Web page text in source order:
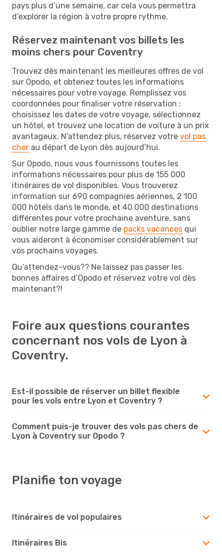
pays plus d’une semaine, car cela vous permettra
d’explorer la région à votre propre rythme.
Réservez maintenant vos billets les
moins chers pour Coventry
Trouvez dès maintenant les meilleures offres de vol
sur Opodo, et obtenez toutes les informations
nécessaires pour votre voyage. Remplissez vos
coordonnées pour finaliser votre réservation :
choisissez les dates de votre voyage, sélectionnez
un hôtel, et trouvez une location de voiture à un prix
avantageux. N’attendez plus, réservez votre vol pas
cher au départ de Lyon dès aujourd’hui.
Sur Opodo, nous vous fournissons toutes les
informations nécessaires pour plus de 155 000
itinéraires de vol disponibles. Vous trouverez
information sur 690 compagnies aériennes, 2 100
000 hôtels dans le monde, et 40 000 destinations
différentes pour votre prochaine aventure, sans
oublier notre large gamme de packs vacances qui
vous aideront à économiser considérablement sur
vos prochains voyages.
Qu’attendez-vous?? Ne laissez pas passer les
bonnes affaires d’Opodo et réservez votre vol dès
maintenant?!
Foire aux questions courantes
concernant nos vols de Lyon à
Coventry.
Est-il possible de réserver un billet flexible
pour les vols entre Lyon et Coventry ?
Comment puis-je trouver des vols pas chers de
Lyon à Coventry sur Opodo ?
Planifie ton voyage
Itinéraires de vol populaires
Itinéraires Bis